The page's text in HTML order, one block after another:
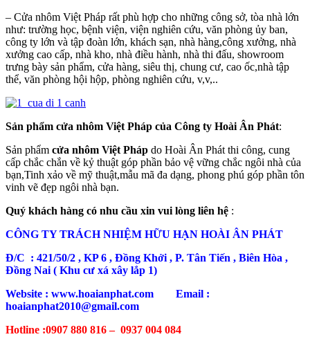
– Cửa nhôm Việt Pháp rất phù hợp cho những công sở, tòa nhà lớn
như: trường học, bệnh viện, viện nghiên cứu, văn phòng ủy ban,
công ty lớn và tập đoàn lớn, khách sạn, nhà hàng,công xưởng, nhà
xưởng cao cấp, nhà kho, nhà điều hành, nhà thi đấu, showroom
trưng bày sản phẩm, cửa hàng, siêu thị, chung cư, cao ốc,nhà tập
thể, văn phòng hội hộp, phòng nghiên cứu, v,v,..
Sản phẩm cửa nhôm Việt Pháp của Công ty Hoài Ân Phát:
Sản phẩm cửa nhôm Việt Pháp do Hoài Ân Phát thi công, cung
cấp chắc chắn về kỷ thuật góp phần bảo vệ vững chắc ngôi nhà của
bạn,Tinh xảo về mỹ thuật,mẫu mã đa dạng, phong phú góp phần tôn
vinh vẽ đẹp ngôi nhà bạn.
Quý khách hàng có nhu cầu xin vui lòng liên hệ :
CÔNG TY TRÁCH NHIỆM HỮU HẠN HOÀI ÂN PHÁT
Đ/C : 421/50/2 , KP 6 , Đồng Khởi , P. Tân Tiến , Biên Hòa ,
Đồng Nai ( Khu cư xá xây lắp 1)
Website : www.hoaianphat.com Email :
hoaianphat2010@gmail.com
Hotline :0907 880 816 – 0937 004 084